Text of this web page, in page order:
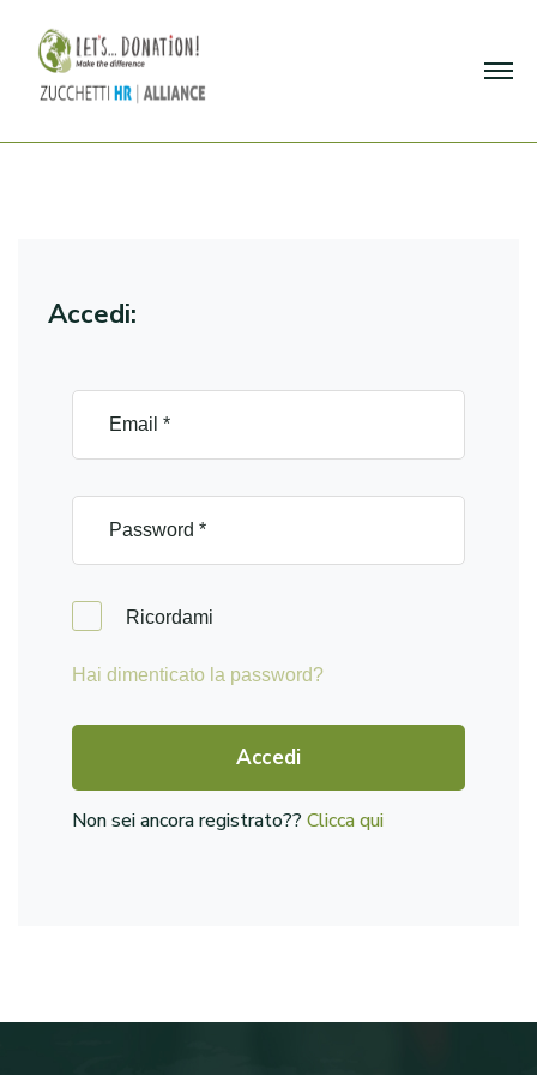
Accedi:
Ricordami
Hai dimenticato la password?
Accedi
Non sei ancora registrato??Clicca qui